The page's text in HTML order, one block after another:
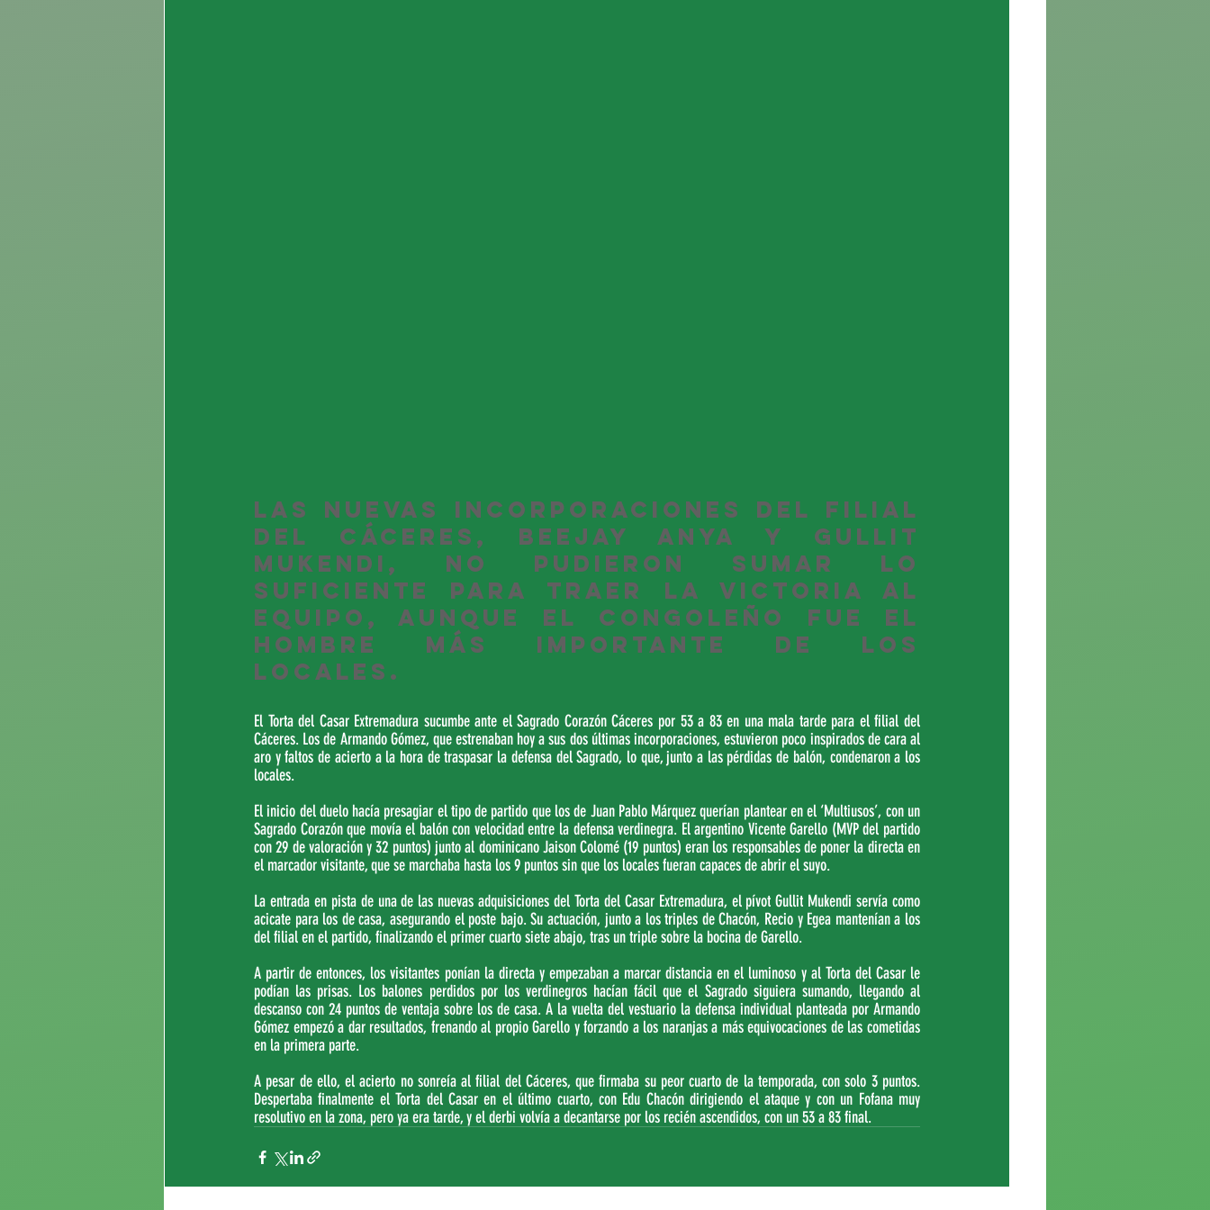
Las nuevas incorporaciones del filial
del Cáceres, BeeJay Anya y Gullit
Mukendi, no pudieron sumar lo
suficiente para traer la victoria al
equipo, aunque el congoleño fue el
hombre más importante de los
locales.
El Torta del Casar Extremadura sucumbe ante el Sagrado Corazón Cáceres por 53 a 83 en una mala tarde para el filial del
Cáceres. Los de Armando Gómez, que estrenaban hoy a sus dos últimas incorporaciones, estuvieron poco inspirados de cara al
aro y faltos de acierto a la hora de traspasar la defensa del Sagrado, lo que, junto a las pérdidas de balón, condenaron a los
locales.
El inicio del duelo hacía presagiar el tipo de partido que los de Juan Pablo Márquez querían plantear en el ‘Multiusos’, con un
Sagrado Corazón que movía el balón con velocidad entre la defensa verdinegra. El argentino Vicente Garello (MVP del partido
con 29 de valoración y 32 puntos) junto al dominicano Jaison Colomé (19 puntos) eran los responsables de poner la directa en
el marcador visitante, que se marchaba hasta los 9 puntos sin que los locales fueran capaces de abrir el suyo.
La entrada en pista de una de las nuevas adquisiciones del Torta del Casar Extremadura, el pívot Gullit Mukendi servía como
acicate para los de casa, asegurando el poste bajo. Su actuación, junto a los triples de Chacón, Recio y Egea mantenían a los
del filial en el partido, finalizando el primer cuarto siete abajo, tras un triple sobre la bocina de Garello.
A partir de entonces, los visitantes ponían la directa y empezaban a marcar distancia en el luminoso y al Torta del Casar le
podían las prisas. Los balones perdidos por los verdinegros hacían fácil que el Sagrado siguiera sumando, llegando al
descanso con 24 puntos de ventaja sobre los de casa. A la vuelta del vestuario la defensa individual planteada por Armando
Gómez empezó a dar resultados, frenando al propio Garello y forzando a los naranjas a más equivocaciones de las cometidas
en la primera parte.
A pesar de ello, el acierto no sonreía al filial del Cáceres, que firmaba su peor cuarto de la temporada, con solo 3 puntos.
Despertaba finalmente el Torta del Casar en el último cuarto, con Edu Chacón dirigiendo el ataque y con un Fofana muy
resolutivo en la zona, pero ya era tarde, y el derbi volvía a decantarse por los recién ascendidos, con un 53 a 83 final.